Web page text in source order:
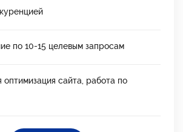
по 10-15 целевым запросам
оптимизация сайта, работа по